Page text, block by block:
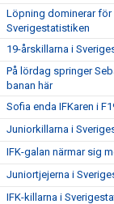
Löpning dominerar för
Sverigestatistiken
19-årskillarna i
På lördag springer
banan här
Sofia enda IFKaren i
Juniorkillarna i
IFK-galan närmar sig
Juniortjejerna i
IFK-killarna i